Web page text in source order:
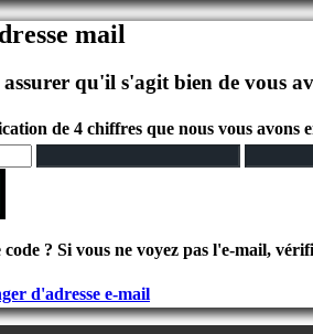
mail
qu'il s'agit bien de vous
de 4 chiffres que nous vous avons
? Si vous ne voyez pas l'e-mail,
d'adresse e-mail